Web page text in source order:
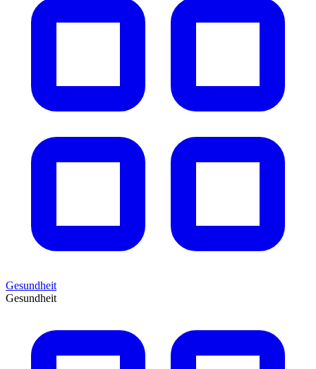
Gesundheit
Gesundheit